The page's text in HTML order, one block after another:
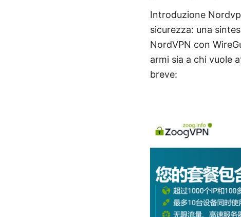
Introduzione
sicurezza: una
NordVPN con
armi sia a chi vuole
breve: